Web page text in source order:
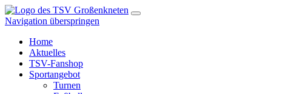
Navigation überspringen
Home
Aktuelles
TSV-Fanshop
Sportangebot
Turnen